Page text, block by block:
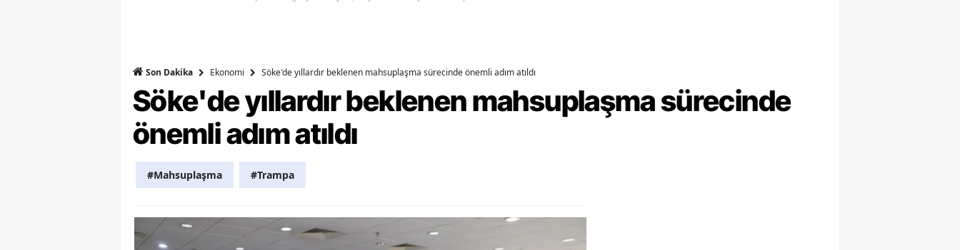
Kahramanmaraş
Muş
Nevşehir
Sakarya
Son Dakika Ekonomi Söke'de yıllardır beklenen mahsuplaşma sürecinde önemli adım atıldı
Söke'de yıllardır beklenen mahsuplaşma sürecinde
önemli adım atıldı
#Mahsuplaşma #Trampa